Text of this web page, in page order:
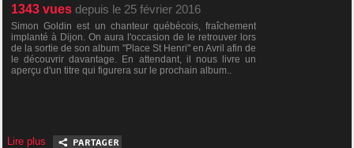
1343 vues depuis le 25 février 2016
Simon Goldin est un chanteur québécois, fraîchement
implanté à Dijon. On aura l'occasion de le retrouver lors
de la sortie de son album "Place St Henri" en Avril afin de
le découvrir davantage. En attendant, il nous livre un
aperçu d'un titre qui figurera sur le prochain album..
Lire plus